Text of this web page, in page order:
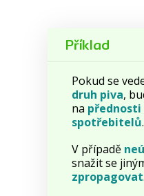
Příklad
Pokud se
druh piva,
na přednosti
spotřebitelů.
V případě
snažit se
zpropagovat.